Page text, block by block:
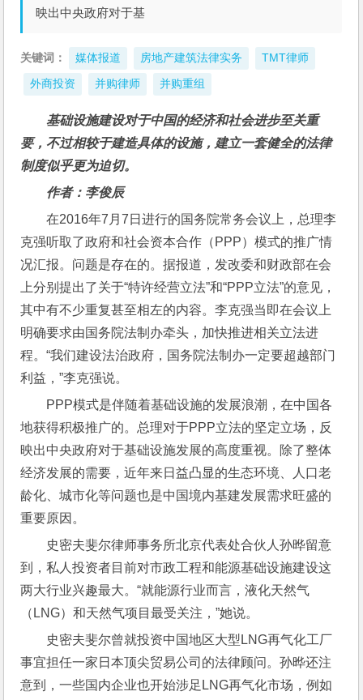
映出中央政府对于基
关键词： 媒体报道 房地产建筑法律实务 TMT律师
外商投资 并购律师 并购重组
基础设施建设对于中国的经济和社会进步至关重
要，不过相较于建造具体的设施，建立一套健全的法律
制度似乎更为迫切。
作者：李俊辰
在2016年7月7日进行的国务院常务会议上，总理李
克强听取了政府和社会资本合作（PPP）模式的推广情
况汇报。问题是存在的。据报道，发改委和财政部在会
上分别提出了关于“特许经营立法”和“PPP立法”的意见，
其中有不少重复甚至相左的内容。李克强当即在会议上
明确要求由国务院法制办牵头，加快推进相关立法进
程。“我们建设法治政府，国务院法制办一定要超越部门
利益，”李克强说。
PPP模式是伴随着基础设施的发展浪潮，在中国各
地获得积极推广的。总理对于PPP立法的坚定立场，反
映出中央政府对于基础设施发展的高度重视。除了整体
经济发展的需要，近年来日益凸显的生态环境、人口老
龄化、城市化等问题也是中国境内基建发展需求旺盛的
重要原因。
史密夫斐尔律师事务所北京代表处合伙人孙晔留意
到，私人投资者目前对市政工程和能源基础设施建设这
两大行业兴趣最大。“就能源行业而言，液化天然气
（LNG）和天然气项目最受关注，”她说。
史密夫斐尔曾就投资中国地区大型LNG再气化工厂
事宜担任一家日本顶尖贸易公司的法律顾问。孙晔还注
意到，一些国内企业也开始涉足LNG再气化市场，例如